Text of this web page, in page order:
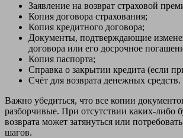
Заявление на возврат страховой
Копия договора страхования;
Копия кредитного договора;
Документы, подтверждающие
договора или его досрочное
Копия паспорта;
Справка о закрытии кредита (если
Счёт для возврата денежных средств.
Важно убедиться, что все копии
разборчивые. При отсутствии каких-либо
возврата может затянуться или
шагов.